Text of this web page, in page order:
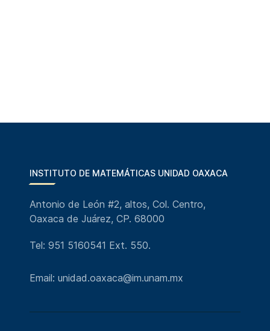
INSTITUTO DE MATEMÁTICAS UNIDAD OAXACA
Antonio de León #2, altos, Col. Centro,
Oaxaca de Juárez, CP. 68000
Tel: 951 5160541 Ext. 550.
Email: unidad.oaxaca@im.unam.mx